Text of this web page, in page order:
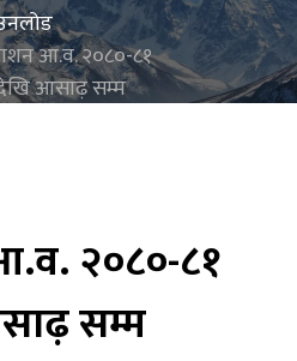
आ.व. २०८०-८१
आसाढ़ सम्म
२०८०-८१
सम्म